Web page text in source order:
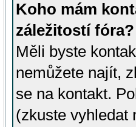
Koho mám
záležitostí fóra?
Měli byste
nemůžete najít,
se na kontakt.
(zkuste vyhledat